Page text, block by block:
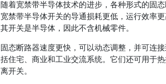
随着宽禁带半导体技术的进步，各种形式的固
宽禁带半导体开关的导通损耗更低，运行效率
其开关是半导体，因此不含机械零件。
固态断路器速度更快，可以动态调整，并可连
括住宅、商业和工业交流系统。它们还可用于
离开关。